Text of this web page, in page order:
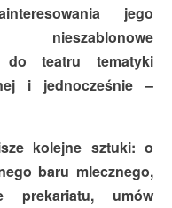
jego
nieszablonowe
do teatru tematyki
i jednocześnie –
kolejne sztuki: o
baru mlecznego,
prekariatu, umów